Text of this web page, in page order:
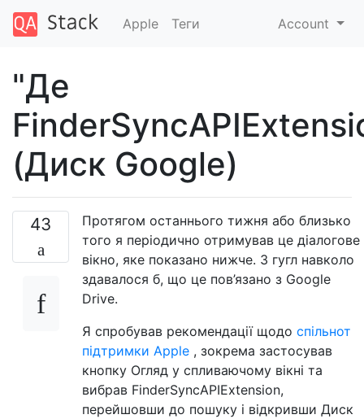
Apple Теги Account
"Де
(Диск Google)
43
Протягом останнього тижня або близько
того я періодично отримував це діалогове
вікно, яке показано нижче. З гугл навколо
здавалося б, що це пов’язано з Google
Drive.
Я спробував рекомендації щодо спільнот
підтримки Apple , зокрема застосував
кнопку Огляд у спливаючому вікні та
вибрав FinderSyncAPIExtension,
перейшовши до пошуку і відкривши Диск